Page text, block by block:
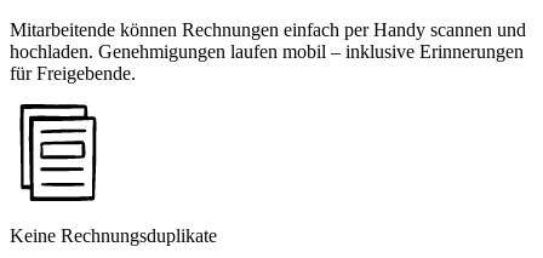
Mitarbeitende können Rechnungen einfach per Handy scannen und
hochladen. Genehmigungen laufen mobil – inklusive Erinnerungen
für Freigebende.
Keine Rechnungsduplikate